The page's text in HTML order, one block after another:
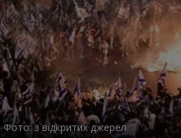
Фото: з відкритих джерел